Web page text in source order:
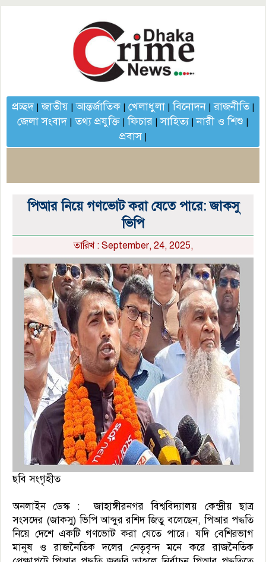
প্রচ্ছদ|জাতীয়|আন্তর্জাতিক| খেলাধুলা|বিনোদন|রাজনীতি|
জেলা সংবাদ|তথ্য প্রযুক্তি |ফিচার |সাহিত্য|নারী ও শিশু |
প্রবাস|
পিআর নিয়ে গণভোট করা যেতে পারে: জাকসু
ভিপি
তারিখ : September, 24, 2025,
ছবি সংগৃহীত
অনলাইন ডেস্ক : জাহাঙ্গীরনগর বিশ্ববিদ্যালয় কেন্দ্রীয় ছাত্র
সংসদের (জাকসু) ভিপি আব্দুর রশিদ জিতু বলেছেন, পিআর পদ্ধতি
নিয়ে দেশে একটি গণভোট করা যেতে পারে। যদি বেশিরভাগ
মানুষ ও রাজনৈতিক দলের নেতৃবৃন্দ মনে করে রাজনৈতিক